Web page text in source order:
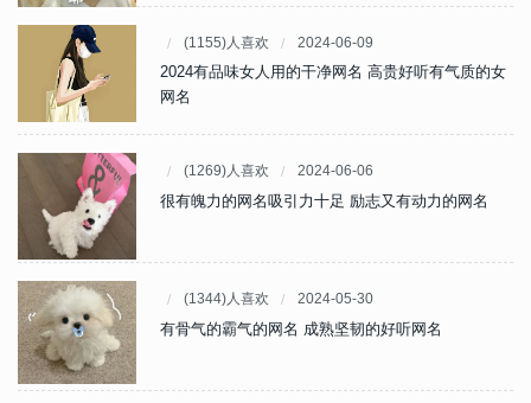
(1155)人喜欢 2024-06-09
2024有品味女人用的干净网名 高贵好听有气质的女
网名
(1269)人喜欢 2024-06-06
很有魄力的网名吸引力十足 励志又有动力的网名
(1344)人喜欢 2024-05-30
有骨气的霸气的网名 成熟坚韧的好听网名